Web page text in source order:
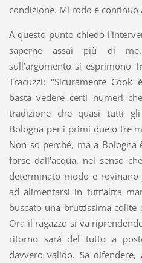
condizione. Mi rodo e continuo
A questo punto chiedo
saperne assai più di
sull'argomento si esprimono
Tracuzzi: "Sicuramente Cook
basta vedere certi numeri
tradizione che quasi tutti
Bologna per i primi due o tre
Non so perché, ma a Bologna
forse dall'acqua, nel senso
determinato modo e
ad alimentarsi in tutt'altra
buscato una bruttissima
Ora il ragazzo si va
ritorno sarà del tutto a
davvero valido. Sa